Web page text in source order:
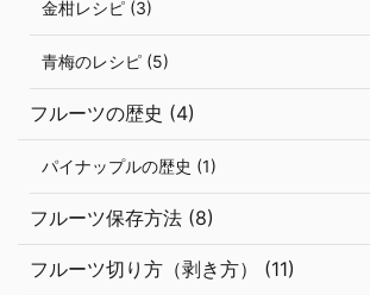
金柑レシピ (3)
青梅のレシピ (5)
フルーツの歴史 (4)
パイナップルの歴史 (1)
フルーツ保存方法 (8)
フルーツ切り方（剥き方） (11)